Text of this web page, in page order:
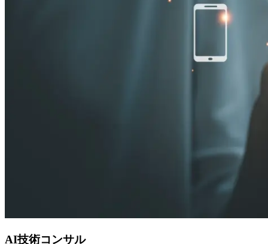
AI技術コンサル